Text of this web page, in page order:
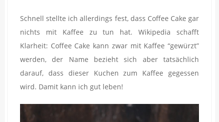
Schnell stellte ich allerdings fest, dass Coffee Cake gar
nichts mit Kaffee zu tun hat. Wikipedia schafft
Klarheit: Coffee Cake kann zwar mit Kaffee “gewürzt”
werden, der Name bezieht sich aber tatsächlich
darauf, dass dieser Kuchen zum Kaffee gegessen
wird. Damit kann ich gut leben!